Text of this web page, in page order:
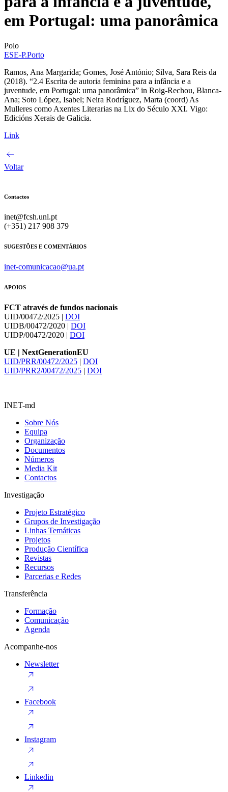
em Portugal: uma panorâmica
Polo
ESE-P.Porto
Ramos, Ana Margarida; Gomes, José António; Silva, Sara Reis da
(2018). “2.4 Escrita de autoria feminina para a infância e a
juventude, em Portugal: uma panorâmica” in Roig-Rechou, Blanca-
Ana; Soto López, Isabel; Neira Rodríguez, Marta (coord) As
Mulleres como Axentes Literarias na Lix do Século XXI. Vigo:
Edicións Xerais de Galicia.
Link
Voltar
Contactos
inet@fcsh.unl.pt
(+351) 217 908 379
SUGESTÕES E COMENTÁRIOS
inet-comunicacao@ua.pt
APOIOS
FCT através de fundos nacionais
UID/00472/2025 | DOI
UIDB/00472/2020 | DOI
UIDP/00472/2020 | DOI
UE | NextGenerationEU
UID/PRR/00472/2025 | DOI
UID/PRR2/00472/2025 | DOI
INET-md
Sobre Nós
Equipa
Organização
Documentos
Números
Media Kit
Contactos
Investigação
Projeto Estratégico
Grupos de Investigação
Linhas Temáticas
Projetos
Produção Científica
Revistas
Recursos
Parcerias e Redes
Transferência
Formação
Comunicação
Agenda
Acompanhe-nos
Newsletter
Facebook
Instagram
Linkedin